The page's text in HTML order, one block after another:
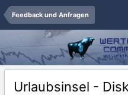
Feedback und Anfragen
Urlaubsinsel -